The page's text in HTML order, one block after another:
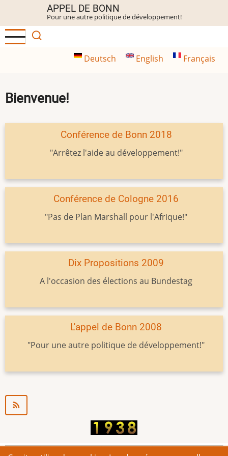
contenu
principal
APPEL DE BONN
Pour une autre politique de développement!
Deutsch English Français
Bienvenue!
Conférence de Bonn 2018
"Arrêtez l'aide au développement!"
Conférence de Cologne 2016
"Pas de Plan Marshall pour l'Afrique!"
Dix Propositions 2009
A l'occasion des élections au Bundestag
L'appel de Bonn 2008
"Pour une autre politique de développement!"